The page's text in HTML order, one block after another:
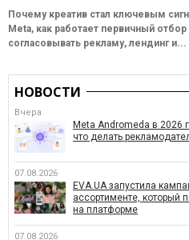
Почему креатив стал ключевым
Meta, как работает первичный
согласовывать рекламу, лендинг и...
НОВОСТИ
Вчера
Meta Andromeda в 2026
что делать
07.08.2026
EVA.UA запустила
ассортименте, который
на платформе
07.08.2026